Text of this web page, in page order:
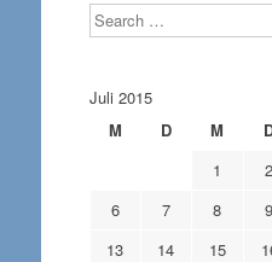
Search
Juli 2015
M
D M
1
2
6
7 8 9
13
14 15